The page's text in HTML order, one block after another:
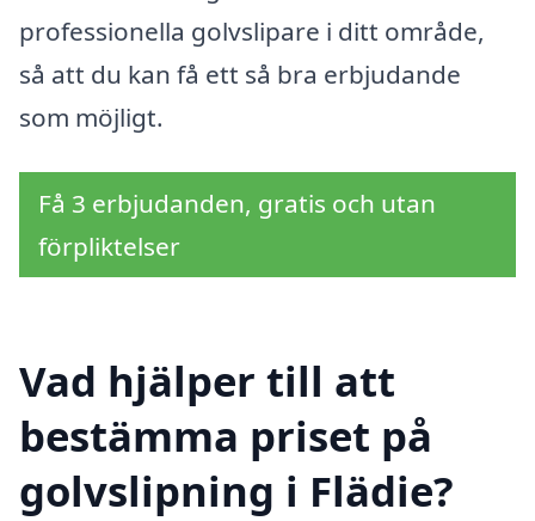
professionella golvslipare i ditt område,
så att du kan få ett så bra erbjudande
som möjligt.
Få 3 erbjudanden, gratis och utan
förpliktelser
Vad hjälper till att
bestämma priset på
golvslipning i Flädie?